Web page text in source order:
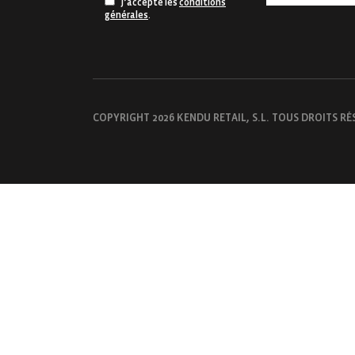
J’accepte les conditions
générales.
COPYRIGHT 2026 KENDU RETAIL, S.L. TOUS DROITS